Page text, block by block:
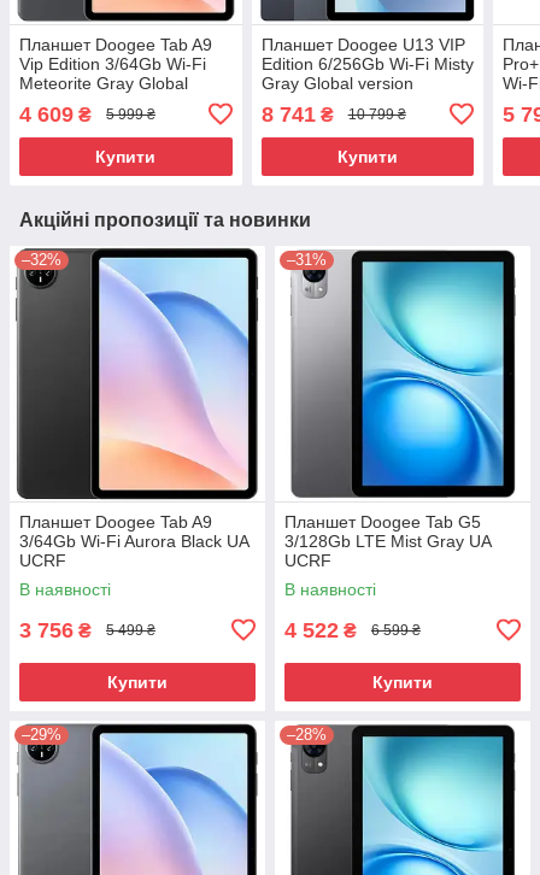
Планшет Doogee Tab A9
Vip Edition 3/64Gb Wi-Fi
Meteorite Gray Global
4 609 ₴ 5 999 ₴
Купити
Планшет Doogee U13 VIP
Edition 6/256Gb Wi-Fi Misty
Gray Global version
8 741₴ 10 799 ₴
Купити
Wi-
5
Акційні пропозиції та новинки
–32%
Планшет Doogee Tab A9
3/64Gb Wi-Fi Aurora Black UA
UCRF
В наявності
3 756 ₴ 5 499 ₴
Купити
–31%
Планшет Doogee Tab G5
3/128Gb LTE Mist Gray UA
UCRF
В наявності
4 522 ₴ 6 599 ₴
Купити
–29% –28%